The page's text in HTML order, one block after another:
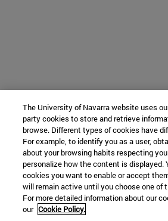
The University of Navarra website uses
party cookies to store and retrieve
browse. Different types of cookies have
For example, to identify you as a user,
about your browsing habits respecting
personalize how the content is displayed.
cookies you want to enable or accept
will remain active until you choose one of
For more detailed information about our
our Cookie Policy.